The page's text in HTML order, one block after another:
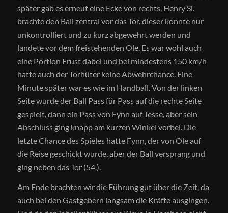
später gab es erneut eine Ecke von rechts. Henry Si.
brachte den Ball zentral vor das Tor, dieser konnte nur
unkontrolliert und zu kurz abgewehrt werden und
landete vor dem freistehenden Ole. Es war wohl auch
eine Portion Frust dabei und bei mindestens 150 km/h
hatte auch der Torhüter keine Abwehrchance. Eine
Minute später war es wie im Handball. Von der linken
Seite wurde der Ball Pass für Pass auf die rechte Seite
gespielt, dann ein Pass von Fynn auf Jesse, aber sein
Abschluss ging knapp am kurzen Winkel vorbei. Die
letzte Chance des Spieles hatte Fynn, der von Ole auf
die Reise geschickt wurde, aber der Ball versprang und
ging neben das Tor (54.).
Am Ende brachten wir die Führung gut über die Zeit, da
auch bei den Gastgebern langsam die Kräfte ausgingen.